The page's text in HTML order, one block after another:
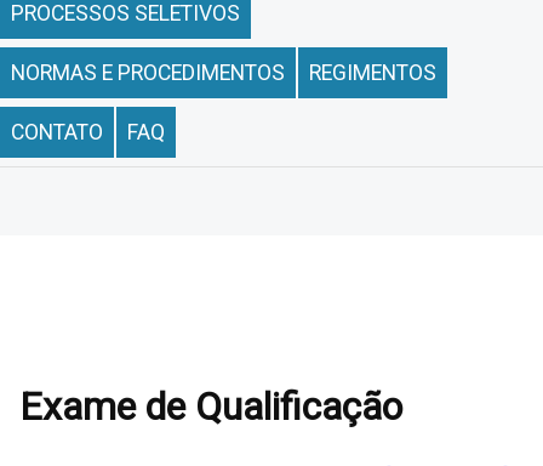
PROCESSOS SELETIVOS
NORMAS E PROCEDIMENTOS REGIMENTOS
CONTATO FAQ
Exame de Qualificação